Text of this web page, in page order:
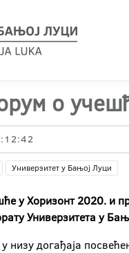
о
Универзитет у Бањој Луци
у Хоризонт 2020. и
Универзитета у
у низу догађаја